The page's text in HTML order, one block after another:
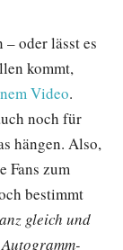
oder lässt es
kommt,
Video.
noch für
hängen. Also,
Fans zum
bestimmt
gleich und